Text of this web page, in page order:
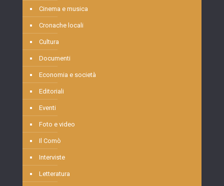
Cinema e musica
Cronache locali
Cultura
Documenti
Economia e società
Editoriali
Eventi
Foto e video
Il Comò
Interviste
Letteratura